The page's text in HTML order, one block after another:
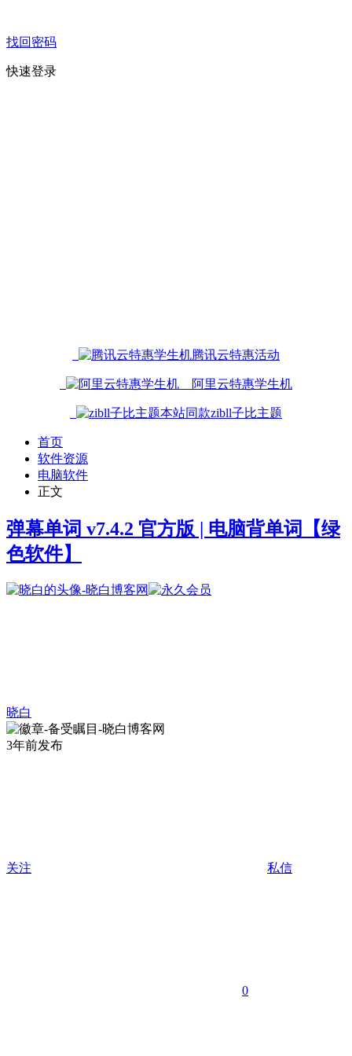
找回密码
快速登录
腾讯云特惠活动
阿里云特惠学生机
本站同款zibll子比主题
首页
软件资源
电脑软件
正文
弹幕单词 v7.4.2 官方版 | 电脑背单词
【绿
色软件】
晓白
3年前发布
关注 私信
0